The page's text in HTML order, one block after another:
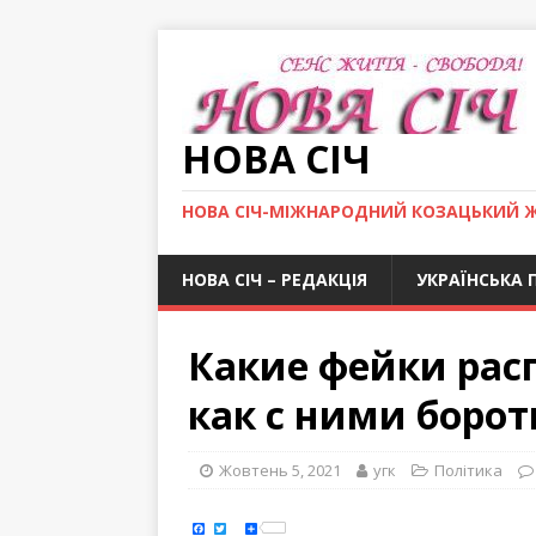
НОВА СІЧ
НОВА СІЧ-МІЖНАРОДНИЙ КОЗАЦЬКИЙ
НОВА СІЧ – РЕДАКЦІЯ УКРАЇНСЬКА
Какие фейки
как с ними
Жовтень 5, 2021 угк Політика
S